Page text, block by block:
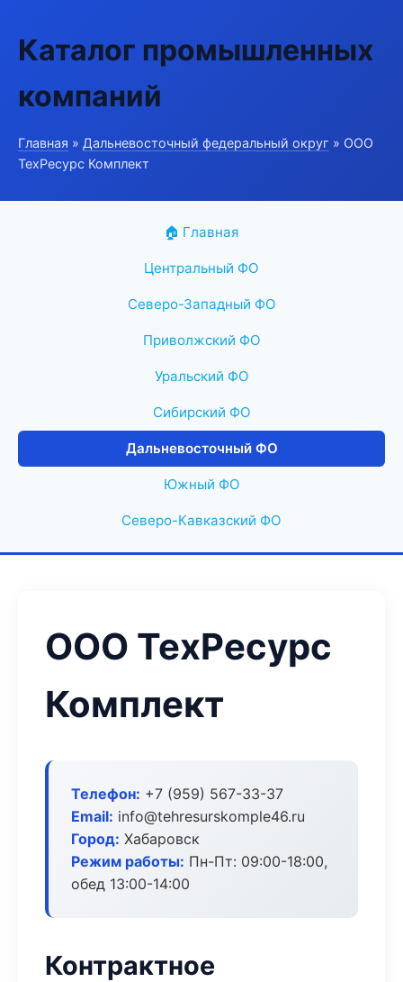
Каталог промышленных
компаний
Главная » Дальневосточный федеральный округ » ООО
ТехРесурс Комплект
🏠 Главная
Центральный ФО
Северо-Западный ФО
Приволжский ФО
Уральский ФО
Сибирский ФО
Дальневосточный ФО
Южный ФО
Северо-Кавказский ФО
ООО ТехРесурс
Комплект
Телефон: +7 (959) 567-33-37
Email: info@tehresurskomple46.ru
Город: Хабаровск
Режим работы: Пн-Пт: 09:00-18:00,
обед 13:00-14:00
Контрактное